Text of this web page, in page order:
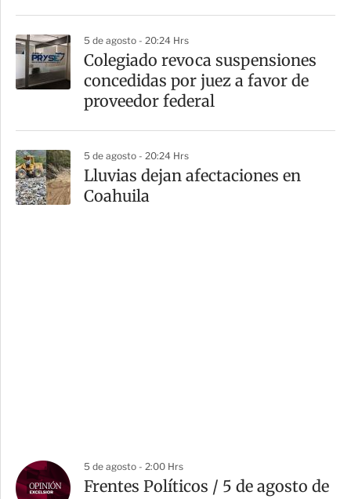
5 de agosto - 20:24 Hrs
Colegiado revoca suspensiones
concedidas por juez a favor de
proveedor federal
5 de agosto - 20:24 Hrs
Lluvias dejan afectaciones en
Coahuila
5 de agosto - 2:00 Hrs
Frentes Políticos / 5 de agosto de